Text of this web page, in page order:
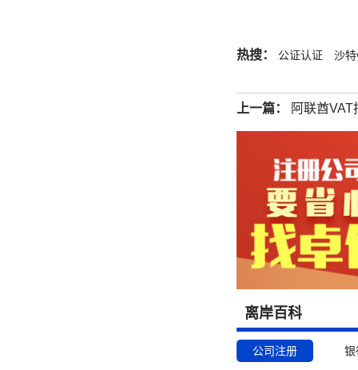
热搜： 公证认证 沙
上一篇： 阿联酋
离岸百科
公司注册 银